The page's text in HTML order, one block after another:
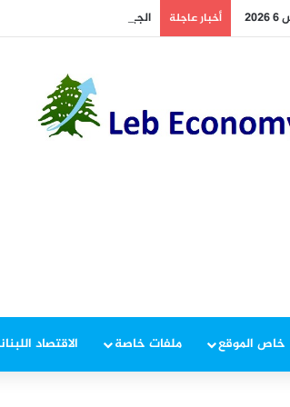
أخبار عاجلة الجيش يوقف مطلوبين في إطار
خاص الموقع ملفات خاصة الاقتصاد